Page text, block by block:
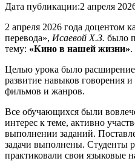
Дата публикации:2 апреля
2 апреля 2026 года доцентом
перевода», Исаевой Х.З. было
тему: «Кино в нашей жизни».
Целью урока было расширение
развитие навыков говорения
фильмов и жанров.
Все обучающихся были
интерес к теме, активно
выполнении заданий.
задачи выполнены. Студенты
практиковали свои языковые